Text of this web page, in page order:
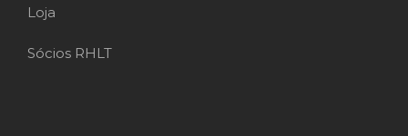
Loja
Sócios RHLT